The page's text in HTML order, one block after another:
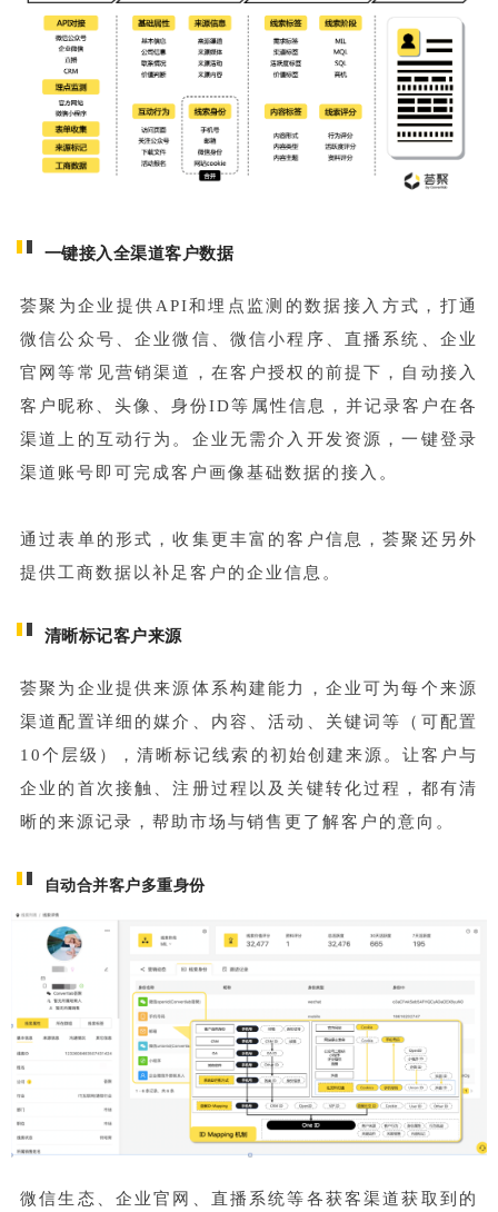
一键接入全渠道客户数据
荟聚为企业提供API和埋点监测的数据接入方式，打通
微信公众号、企业微信、微信小程序、直播系统、企业
官网等常见营销渠道，在客户授权的前提下，自动接入
客户昵称、头像、身份ID等属性信息，并记录客户在各
渠道上的互动行为。企业无需介入开发资源，一键登录
渠道账号即可完成客户画像基础数据的接入。
通过表单的形式，收集更丰富的客户信息，荟聚还另外
提供工商数据以补足客户的企业信息。
清晰标记客户来源
荟聚为企业提供来源体系构建能力，企业可为每个来源
渠道配置详细的媒介、内容、活动、关键词等（可配置
10个层级），清晰标记线索的初始创建来源。让客户与
企业的首次接触、注册过程以及关键转化过程，都有清
晰的来源记录，帮助市场与销售更了解客户的意向。
自动合并客户多重身份
微信生态、企业官网、直播系统等各获客渠道获取到的